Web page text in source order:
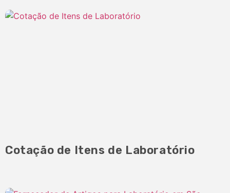
Cotação de Itens de Laboratório